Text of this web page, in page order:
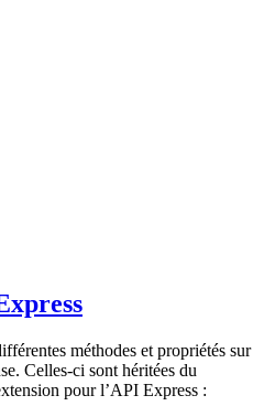
méthodes et propriétés sur
Celles-ci sont héritées du
pour l’API Express :